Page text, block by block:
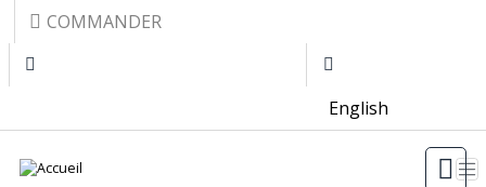
Aller au contenu principal
Top menu
COMMANDER
English